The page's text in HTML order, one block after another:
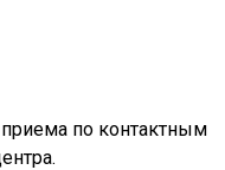
по контактным